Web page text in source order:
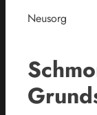
Neusorg